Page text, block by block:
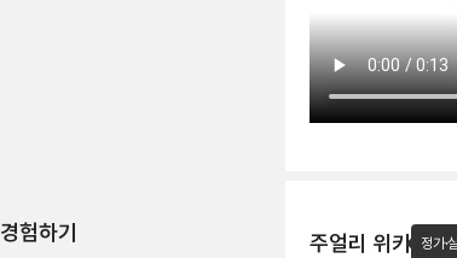
험하기
주얼리 위키 정가·